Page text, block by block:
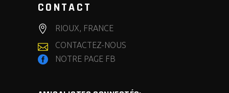
CONTACT
RIOUX, FRANCE
CONTACTEZ-NOUS
NOTRE PAGE FB